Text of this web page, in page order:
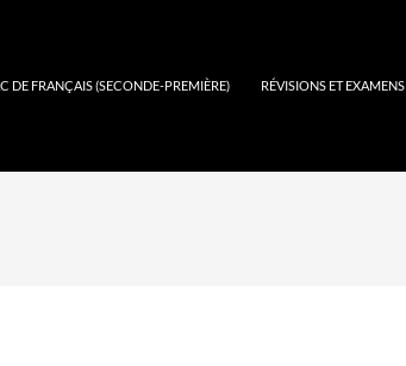
DE FRANÇAIS (SECONDE-PREMIÈRE) RÉVISIONS ET EXAMENS